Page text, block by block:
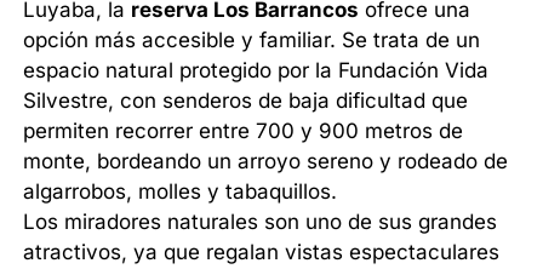
Luyaba, la reserva Los Barrancos ofrece una
opción más accesible y familiar. Se trata de un
espacio natural protegido por la Fundación Vida
Silvestre, con senderos de baja dificultad que
permiten recorrer entre 700 y 900 metros de
monte, bordeando un arroyo sereno y rodeado de
algarrobos, molles y tabaquillos.
Los miradores naturales son uno de sus grandes
atractivos, ya que regalan vistas espectaculares